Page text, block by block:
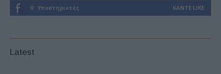
0 Υποστηρικτές ΚΆΝΤΕ LIKE
Latest